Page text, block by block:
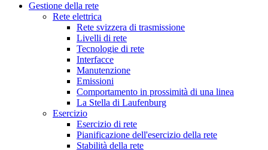
Gestione della rete
Rete elettrica
Rete svizzera di trasmissione
Livelli di rete
Tecnologie di rete
Interfacce
Manutenzione
Emissioni
Comportamento in prossimità di una linea
La Stella di Laufenburg
Esercizio
Esercizio di rete
Pianificazione dell'esercizio della rete
Stabilità della rete